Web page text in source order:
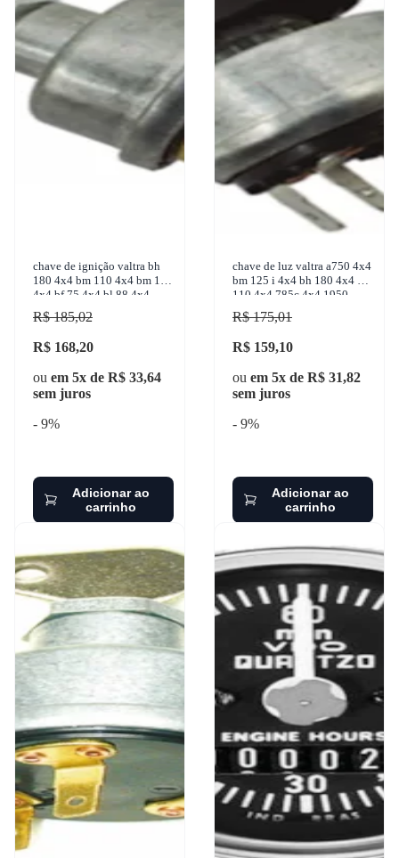
chave de ignição valtra bh
180 4x4 bm 110 4x4 bm 100
4x4 bf 75 4x4 bl 88 4x4
1999-2017 facobras -
906.1093
R$ 185,02
R$ 168,20
ou em 5x de R$ 33,64
sem juros
- 9%
Adicionar ao
carrinho
chave de luz valtra a750 4x4
bm 125 i 4x4 bh 180 4x4 bm
110 4x4 785c 4x4 1950-
2017 facobras - 910.1090
R$ 175,01
R$ 159,10
ou em 5x de R$ 31,82
sem juros
- 9%
Adicionar ao
carrinho